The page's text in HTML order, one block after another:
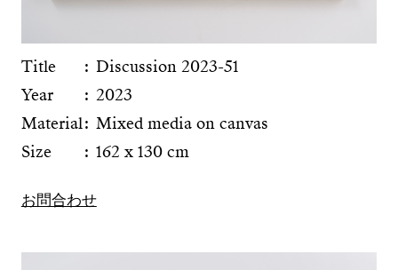
Title
Discussion 2023-51
Year
2023
Material Mixed media on canvas
Size
162 x 130 cm
お問合わせ